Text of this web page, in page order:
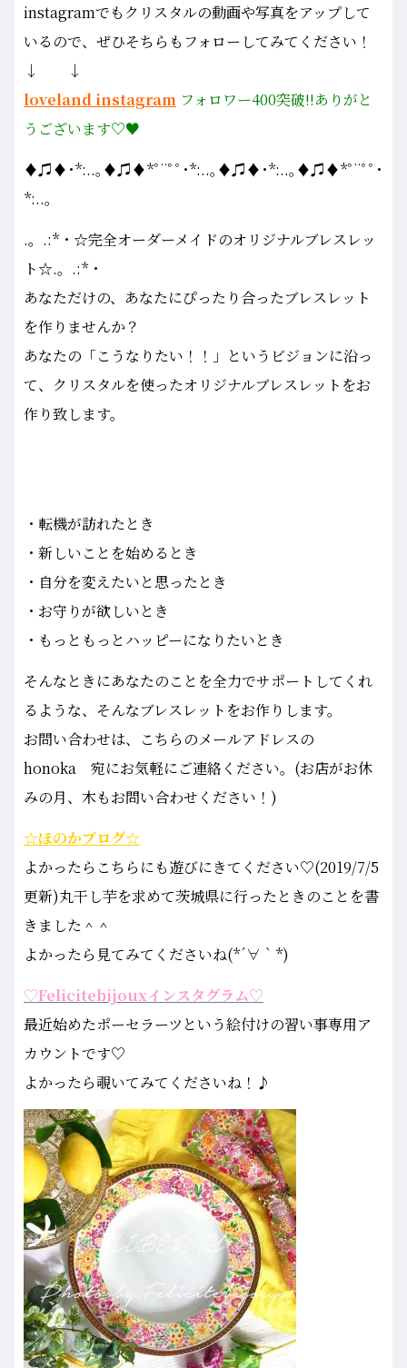
instagramでもクリスタルの動画や写真をアップして
いるので、ぜひそちらもフォローしてみてください！
↓ ↓
loveland instagram フォロワー400突破!!ありがと
うございます♡♥
♦♫♦･*:..｡♦♫♦*ﾟ¨ﾟﾟ･*:..｡♦♫♦･*:..｡♦♫♦*ﾟ¨ﾟﾟ･
*:..｡
.。.:*・☆完全オーダーメイドのオリジナルブレスレッ
ト☆.。.:*・
あなただけの、あなたにぴったり合ったブレスレット
を作りませんか？
あなたの「こうなりたい！！」というビジョンに沿っ
て、クリスタルを使ったオリジナルブレスレットをお
作り致します。
・転機が訪れたとき
・新しいことを始めるとき
・自分を変えたいと思ったとき
・お守りが欲しいとき
・もっともっとハッピーになりたいとき
そんなときにあなたのことを全力でサポートしてくれ
るような、そんなブレスレットをお作りします。
お問い合わせは、こちらのメールアドレスの
honoka 宛にお気軽にご連絡ください。(お店がお休
みの月、木もお問い合わせください！)
☆ほのかブログ☆
よかったらこちらにも遊びにきてください♡(2019/7/5
更新)丸干し芋を求めて茨城県に行ったときのことを書
きました＾＾
よかったら見てみてくださいね(*´∀｀*)
♡Felicitebijouxインスタグラム♡
最近始めたポーセラーツという絵付けの習い事専用ア
カウントです♡
よかったら覗いてみてくださいね！♪